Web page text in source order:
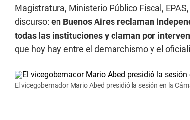
Magistratura, Ministerio Público Fiscal,
discurso: en Buenos Aires reclaman
todas las instituciones y claman por
que hoy hay entre el demarchismo y el
El vicegobernador Mario Abed presidió la sesión en la